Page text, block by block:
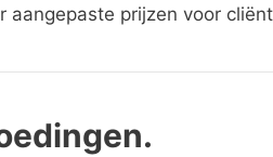
aangepaste prijzen voor